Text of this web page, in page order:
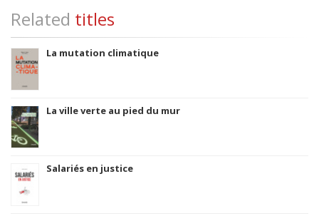
Related titles
La mutation climatique
La ville verte au pied du mur
Salariés en justice